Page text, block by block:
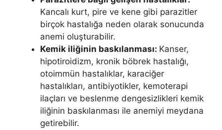
Kancalı kurt, pire ve kene gibi parazitler
birçok hastalığa neden olarak sonucunda
anemi oluşturabilir.
Kemik iliğinin baskılanması: Kanser,
hipotiroidizm, kronik böbrek hastalığı,
otoimmün hastalıklar, karaciğer
hastalıkları, antibiyotikler, kemoterapi
ilaçları ve beslenme dengesizlikleri kemik
iliğinin baskılanması ile anemiyi meydana
getirebilir.